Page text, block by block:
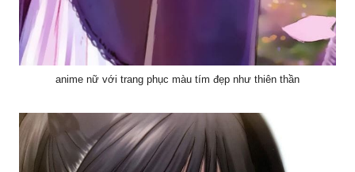
anime nữ với trang phục màu tím đẹp như thiên thần